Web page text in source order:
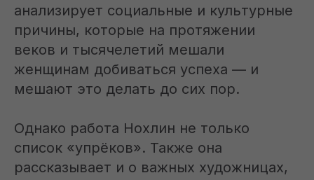
анализирует социальные и культурные
причины, которые на протяжении
веков и тысячелетий мешали
женщинам добиваться успеха — и
мешают это делать до сих пор.
Однако работа Нохлин не только
список «упрёков». Также она
рассказывает и о важных художницах,
Сайт может содержать материалы,
не предназначенные для просмотра
лицами, не достигшими 18 лет!
Все права защищены.
Толстого, д. 23, стр. 3
help@lit-era.com